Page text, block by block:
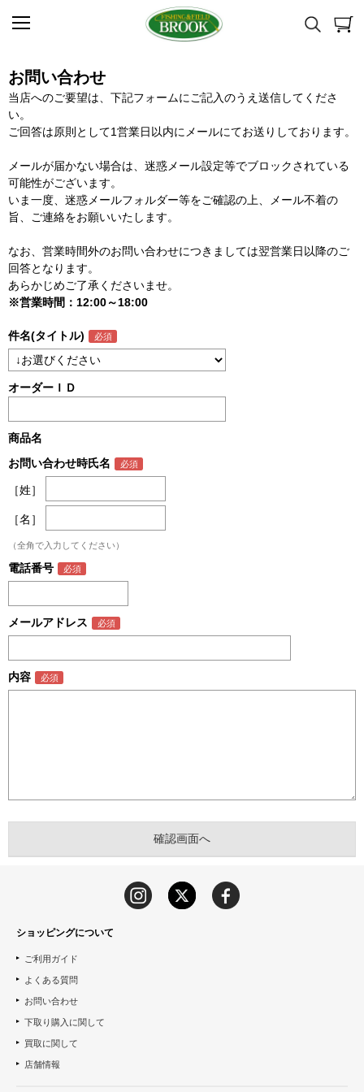
お問い合わせ
当店へのご要望は、下記フォームにご記入のうえ送信してくださ
い。
ご回答は原則として1営業日以内にメールにてお送りしております。
メールが届かない場合は、迷惑メール設定等でブロックされている
可能性がございます。
いま一度、迷惑メールフォルダー等をご確認の上、メール不着の
旨、ご連絡をお願いいたします。
なお、営業時間外のお問い合わせにつきましては翌営業日以降のご
回答となります。
あらかじめご了承くださいませ。
※営業時間：12:00～18:00
件名(タイトル)
オーダーＩＤ
商品名
お問い合わせ時氏名
［姓］
［名］
（全角で入力してください）
電話番号
メールアドレス
内容
ショッピングについて
ご利用ガイド
よくある質問
お問い合わせ
下取り購入に関して
買取に関して
店舗情報